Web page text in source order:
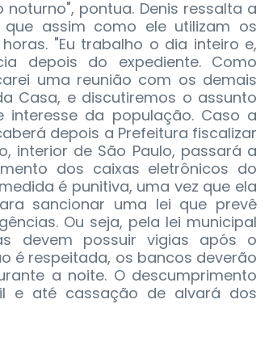
pontua. Denis ressalta a
assim como ele utilizam os
"Eu trabalho o dia inteiro e,
depois do expediente. Como
uma reunião com os demais
Casa, e discutiremos o assunto
interesse da população. Caso a
depois a Prefeitura fiscalizar
interior de São Paulo, passará a
dos caixas eletrônicos do
é punitiva, uma vez que ela
sancionar uma lei que prevê
Ou seja, pela lei municipal
devem possuir vigias após o
é respeitada, os bancos deverão
a noite. O descumprimento
e até cassação de alvará dos